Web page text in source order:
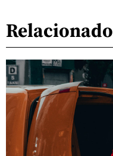
Relacionado